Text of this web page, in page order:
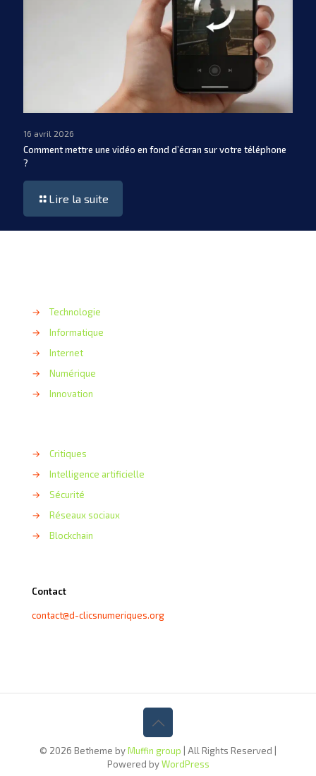
16 avril 2026
Comment mettre une vidéo en fond d’écran sur votre téléphone
?
Lire la suite
→
Technologie
→
Informatique
→
Internet
→
Numérique
→
Innovation
→
Critiques
→
Intelligence artificielle
→
Sécurité
→
Réseaux sociaux
→
Blockchain
Contact
contact@d-clicsnumeriques.org
© 2026 Betheme byMuffin group | All Rights Reserved |
Powered byWordPress